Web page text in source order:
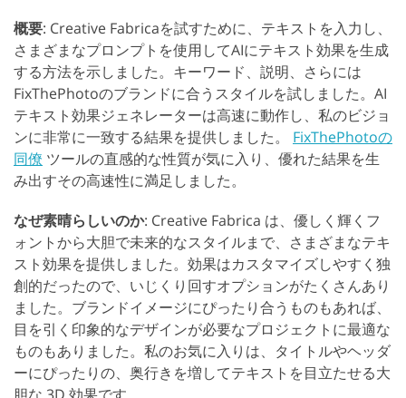
概要: Creative Fabricaを試すために、テキストを入力し、
さまざまなプロンプトを使用してAIにテキスト効果を生成
する方法を示しました。キーワード、説明、さらには
FixThePhotoのブランドに合うスタイルを試しました。AI
テキスト効果ジェネレーターは高速に動作し、私のビジョ
ンに非常に一致する結果を提供しました。 FixThePhotoの
同僚 ツールの直感的な性質が気に入り、優れた結果を生
み出すその高速性に満足しました。
なぜ素晴らしいのか: Creative Fabrica は、優しく輝くフ
ォントから大胆で未来的なスタイルまで、さまざまなテキ
スト効果を提供しました。効果はカスタマイズしやすく独
創的だったので、いじくり回すオプションがたくさんあり
ました。ブランドイメージにぴったり合うものもあれば、
目を引く印象的なデザインが必要なプロジェクトに最適な
ものもありました。私のお気に入りは、タイトルやヘッダ
ーにぴったりの、奥行きを増してテキストを目立たせる大